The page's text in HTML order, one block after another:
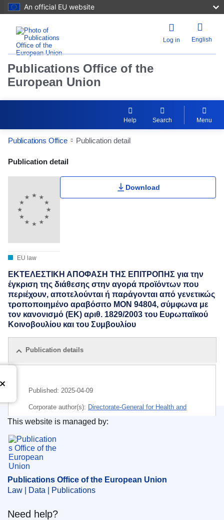
An official EU website
Log in English
Publications Office of the
European Union
Help Search Menu
Publications Office Publication detail
Publication Detail Actions Portlet
Publication detail
EU law
Download
ΕΚΤΕΛΕΣΤΙΚΗ ΑΠΟΦΑΣΗ ΤΗΣ ΕΠΙΤΡΟΠΗΣ για την
έγκριση της διάθεσης στην αγορά προϊόντων που
περιέχουν, αποτελούνται ή παράγονται από γενετικώς
τροποποιημένο αραβόσιτο MON 94804, σύμφωνα με
τον κανονισμό (ΕΚ) αριθ. 1829/2003 του Ευρωπαϊκού
Κοινοβουλίου και του Συμβουλίου
Publication details
Published: 2025-04-09
Corporate author(s): Directorate-General for Health and
Food Safety(European Commission
IMMC : C(2025)2116
Publications Office of the European Union.
This website is managed by:
Publications Office of the European Union
Law | Data | Publications
Need help?